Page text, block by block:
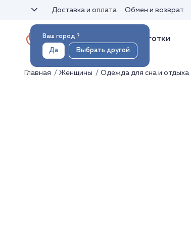
Ваш город ?
Да Выбрать другой
Доставка и оплата Обмен и возврат
Носки и колготки
Главная Женщины Одежда для сна и отдыха